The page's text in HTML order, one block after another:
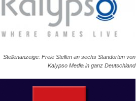
Stellenanzeige: Freie Stellen an sechs Standorten von
Kalypso Media in ganz Deutschland